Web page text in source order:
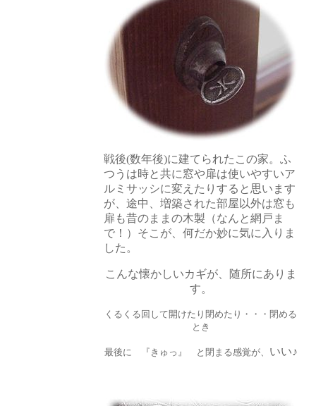
戦後(数年後)に建てられたこの家。ふ
つうは時と共に窓や扉は使いやすいア
ルミサッシに変えたりすると思います
が、途中、増築された部屋以外は窓も
扉も昔のままの木製（なんと網戸ま
で！）そこが、何だか妙に気に入りま
した。
こんな懐かしいカギが、随所にありま
す。
くるくる回して開けたり閉めたり・・・閉める
とき
最後に 『きゅっ』 と閉まる感覚が、 いい♪